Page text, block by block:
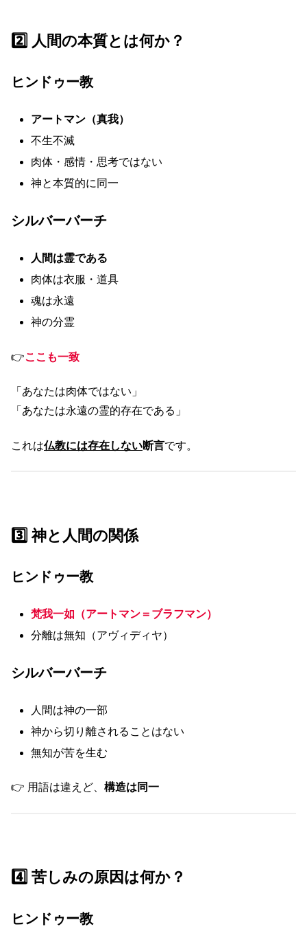
2️⃣ 人間の本質とは何か？
ヒンドゥー教
アートマン（真我）
不生不滅
肉体・感情・思考ではない
神と本質的に同一
シルバーバーチ
人間は霊である
肉体は衣服・道具
魂は永遠
神の分霊
👉ここも一致
「あなたは肉体ではない」
「あなたは永遠の霊的存在である」
これは仏教には存在しない断言です。
3️⃣ 神と人間の関係
ヒンドゥー教
梵我一如（アートマン＝ブラフマン）
分離は無知（アヴィディヤ）
シルバーバーチ
人間は神の一部
神から切り離されることはない
無知が苦を生む
👉 用語は違えど、 構造は同一
4️⃣ 苦しみの原因は何か？
ヒンドゥー教